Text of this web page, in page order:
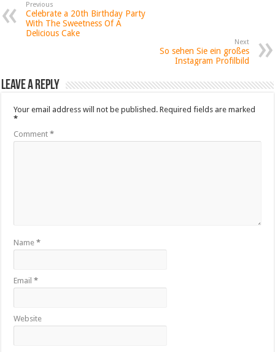
Previous
Celebrate a 20th Birthday Party
With The Sweetness Of A
Delicious Cake
Next
So sehen Sie ein großes
Instagram Profilbild
Leave a Reply
Your email address will not be published. Required fields are marked
*
Comment*
Name*
Email*
Website